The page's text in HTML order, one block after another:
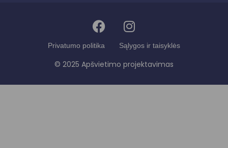
Privatumo politika Sąlygos ir taisyklės
© 2025 Apšvietimo projektavimas